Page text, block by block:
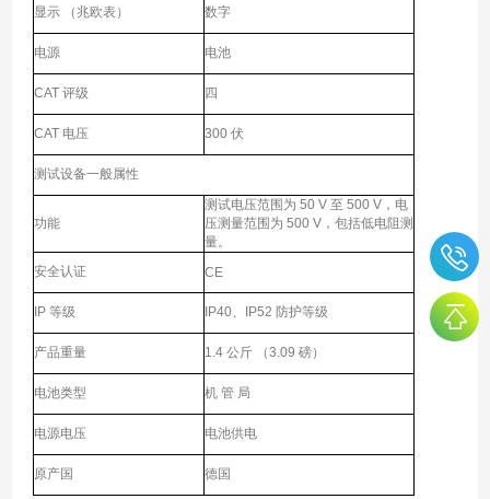
显示 （兆欧表） 数字
电源 电池
CAT 评级 四
CAT 电压 300 伏
测试设备一般属性
功能
测试电压范围为 50 V 至 500 V，电
压测量范围为 500 V，包括低电阻测
量。
安全认证
CE
IP 等级 IP40、IP52 防护等级
产品重量 1.4 公斤 （3.09 磅）
电池类型 机 管 局
电源电压 电池供电
原产国 德国